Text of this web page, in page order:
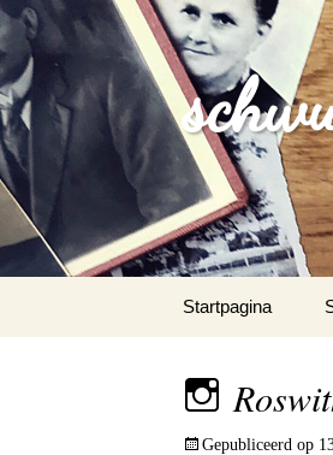
naar
Startpagina
Gepubliceerd op